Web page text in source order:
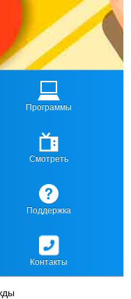
Программы
Смотреть
Поддержка
Контакты